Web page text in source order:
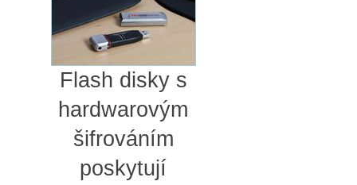
Flash disky s
hardwarovým
šifrováním
poskytují